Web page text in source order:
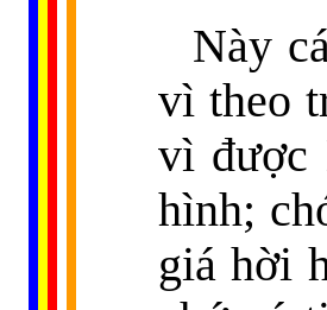
Này
vì theo
vì được
hình;
giá hời